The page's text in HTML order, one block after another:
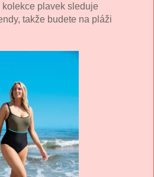
kolekce plavek sleduje
takže budete na pláži